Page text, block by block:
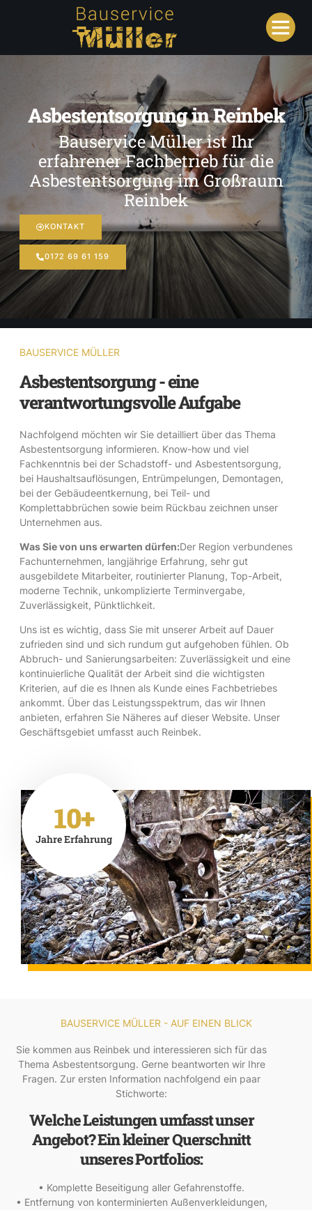
Asbestentsorgung in Reinbek
Bauservice Müller ist Ihr
erfahrener Fachbetrieb für die
Asbestentsorgung im Großraum
Reinbek
KONTAKT
0172 69 61 159
BAUSERVICE MÜLLER
Asbestentsorgung - eine
verantwortungsvolle Aufgabe
Nachfolgend möchten wir Sie detailliert über das Thema
Asbestentsorgung informieren. Know-how und viel
Fachkenntnis bei der Schadstoff- und Asbestentsorgung,
bei Haushaltsauflösungen, Entrümpelungen, Demontagen,
bei der Gebäudeentkernung, bei Teil- und
Komplettabbrüchen sowie beim Rückbau zeichnen unser
Unternehmen aus.
Was Sie von uns erwarten dürfen:Der Region verbundenes
Fachunternehmen, langjährige Erfahrung, sehr gut
ausgebildete Mitarbeiter, routinierter Planung, Top-Arbeit,
moderne Technik, unkomplizierte Terminvergabe,
Zuverlässigkeit, Pünktlichkeit.
Uns ist es wichtig, dass Sie mit unserer Arbeit auf Dauer
zufrieden sind und sich rundum gut aufgehoben fühlen. Ob
Abbruch- und Sanierungsarbeiten: Zuverlässigkeit und eine
kontinuierliche Qualität der Arbeit sind die wichtigsten
Kriterien, auf die es Ihnen als Kunde eines Fachbetriebes
ankommt. Über das Leistungsspektrum, das wir Ihnen
anbieten, erfahren Sie Näheres auf dieser Website. Unser
Geschäftsgebiet umfasst auch Reinbek.
10+
Jahre Erfahrung
BAUSERVICE MÜLLER - AUF EINEN BLICK
Sie kommen aus Reinbek und interessieren sich für das
Thema Asbestentsorgung. Gerne beantworten wir Ihre
Fragen. Zur ersten Information nachfolgend ein paar
Stichworte:
Welche Leistungen umfasst unser
Angebot? Ein kleiner Querschnitt
unseres Portfolios:
• Komplette Beseitigung aller Gefahrenstoffe.
• Entfernung von konterminierten Außenverkleidungen,